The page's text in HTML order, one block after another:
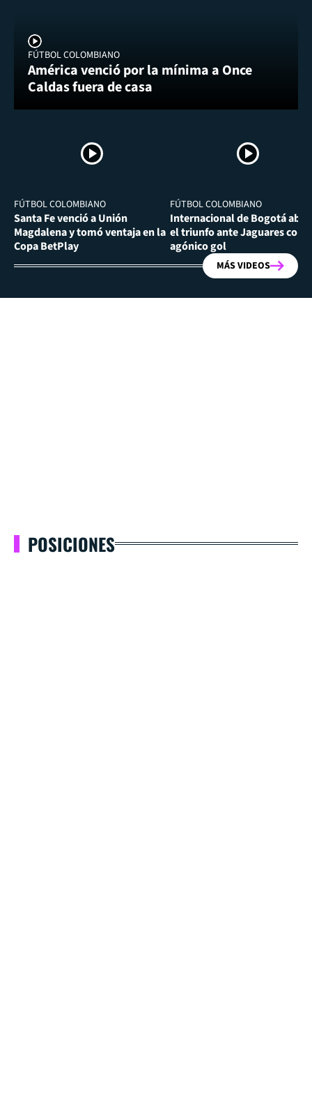
FÚTBOL COLOMBIANO
América venció por la mínima a Once
Caldas fuera de casa
FÚTBOL COLOMBIANO
Santa Fe venció a Unión
Magdalena y tomó ventaja en la
Copa BetPlay
FÚTBOL COLOMBIANO
Internacional de Bogotá
el triunfo ante Jaguares con
agónico gol
MÁS VIDEOS
POSICIONES